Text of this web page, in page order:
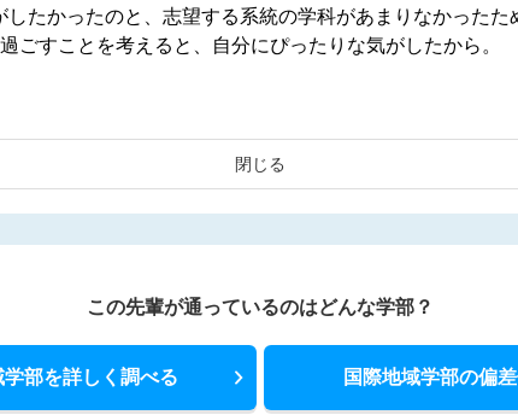
したかったのと、志望する系統の学科があまりなかったた
ごすことを考えると、自分にぴったりな気がしたから。
閉じる
この先輩が通っているのはどんな学部？
学部を詳しく調べる 国際地域学部の偏